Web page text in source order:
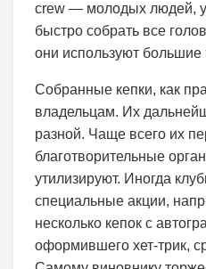
crew — молодых людей,
быстро собрать все
они используют
Собранные кепки, как
владельцам. Их
разной. Чаще всего их
благотворительные
утилизируют. Иногда
специальные акции,
несколько кепок с
оформившего хет-трик,